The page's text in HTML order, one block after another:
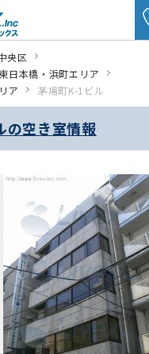
央区
日本橋・浜町エリア
ア
茅場町K-1ビル
の空き室情報